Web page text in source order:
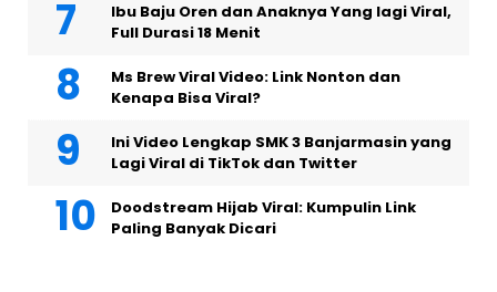
Ibu Baju Oren dan Anaknya Yang lagi Viral,
Full Durasi 18 Menit
Ms Brew Viral Video: Link Nonton dan
Kenapa Bisa Viral?
Ini Video Lengkap SMK 3 Banjarmasin yang
Lagi Viral di TikTok dan Twitter
Doodstream Hijab Viral: Kumpulin Link
Paling Banyak Dicari